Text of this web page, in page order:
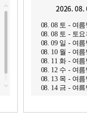
2026. 08.
08. 08 토 - 여
08. 08 토 - 토
08. 09 일 - 여
08. 10 월 - 여
08. 11 화 - 여
08. 12 수 - 여
08. 13 목 - 여
08. 14 금 - 여